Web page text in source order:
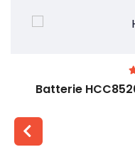
Batterie